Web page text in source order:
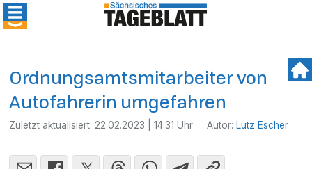
Ordnungsamtsmitarbeiter von
Autofahrerin umgefahren
Zuletzt aktualisiert: 22.02.2023 | 14:31 Uhr Autor: Lutz Escher